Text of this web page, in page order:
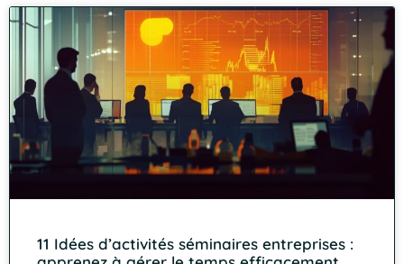
11 Idées d’activités séminaires entreprises :